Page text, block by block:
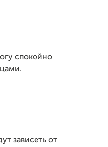
спокойно
зависеть от